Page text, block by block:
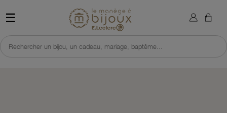
☰ Retour à l'accueil du site
Rechercher un bijou, un cadeau, mariage, baptême...
×